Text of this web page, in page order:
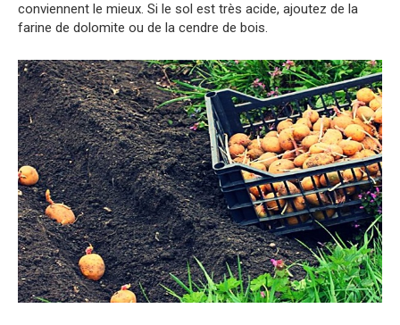
conviennent le mieux. Si le sol est très acide, ajoutez de la
farine de dolomite ou de la cendre de bois.